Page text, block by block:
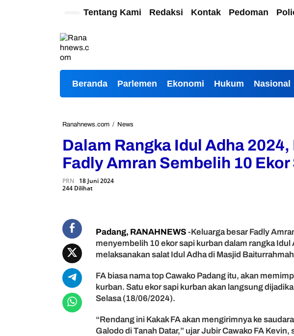
Tentang Kami Redaksi Kontak Pedoman
Beranda Parlemen Ekonomi Hukum Nasional
Ranahnews.com / News
l
m
I
d
u
A
h
a
0
2
Dalam Rangka Idul Adha
Fadly Amran Sembelih 10 Ekor
PRN
18 Juni 2024
244 Dilihat
Padang, RANAHNEWS -Keluarga besar Fadly
menyembelih 10 ekor sapi kurban dalam rangka
melaksanakan salat Idul Adha di Masjid
FA biasa nama top Cawako Padang itu, akan
kurban. Satu ekor sapi kurban akan langsung
Selasa (18/06/2024).
“Rendang ini Kakak FA akan mengirimnya ke
Galodo di Tanah Datar,” ujar Jubir Cawako FA